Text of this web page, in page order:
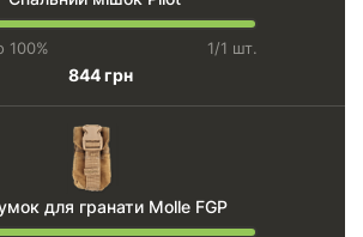
100% 1/1 шт.
844 грн
для гранати Molle FGP